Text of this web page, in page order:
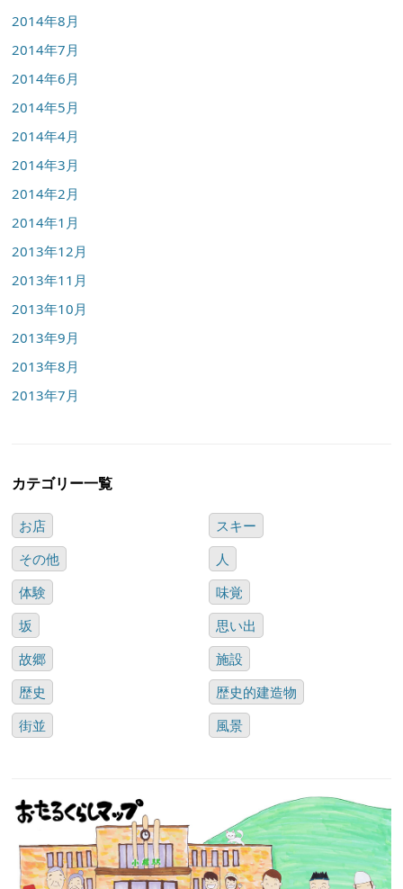
2014年8月
2014年7月
2014年6月
2014年5月
2014年4月
2014年3月
2014年2月
2014年1月
2013年12月
2013年11月
2013年10月
2013年9月
2013年8月
2013年7月
カテゴリー一覧
お店
スキー
その他
人
体験
味覚
坂
思い出
故郷
施設
歴史
歴史的建造物
街並
風景